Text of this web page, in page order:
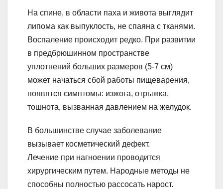
На спине, в области паха и живота выглядит
липома как выпуклость, не спаяна с тканями.
Воспаление происходит редко. При развитии
в предбрюшинном пространстве
уплотнений больших размеров (5-7 см)
может начаться сбой работы пищеварения,
появятся симптомы: изжога, отрыжка,
тошнота, вызванная давлением на желудок.
В большинстве случае заболевание
вызывает косметический дефект.
Лечение при нагноении проводится
хирургическим путем. Народные методы не
способны полностью рассосать нарост.